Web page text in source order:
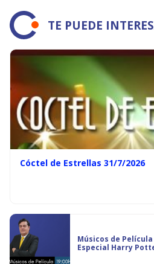
TE PUEDE
Cóctel de Estrellas 31/7/2026
Músicos de
Especial Harry